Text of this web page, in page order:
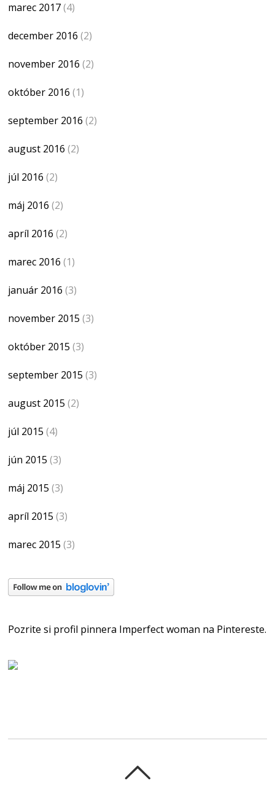
marec 2017(4)
december 2016 (2)
november 2016 (2)
október 2016 (1)
september 2016 (2)
august 2016 (2)
júl 2016 (2)
máj 2016 (2)
apríl 2016 (2)
marec 2016 (1)
január 2016 (3)
november 2015 (3)
október 2015 (3)
september 2015 (3)
august 2015 (2)
júl 2015 (4)
jún 2015 (3)
máj 2015 (3)
apríl 2015 (3)
marec 2015 (3)
Pozrite si profil pinnera Imperfect woman na Pintereste.